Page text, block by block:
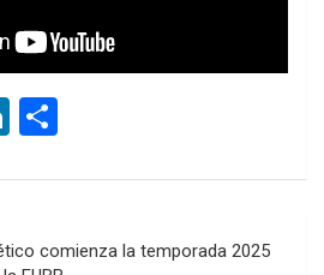
Li
ke
dI
m
p
comienza la temporada 2025